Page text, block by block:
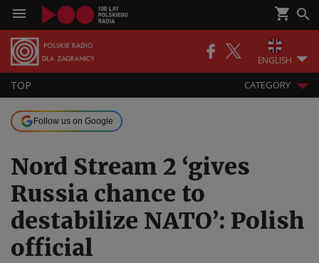
ENGLISH
TOP CATEGORY
Follow us on Google
Nord Stream 2 ‘gives
Russia chance to
destabilize NATO’: Polish
official